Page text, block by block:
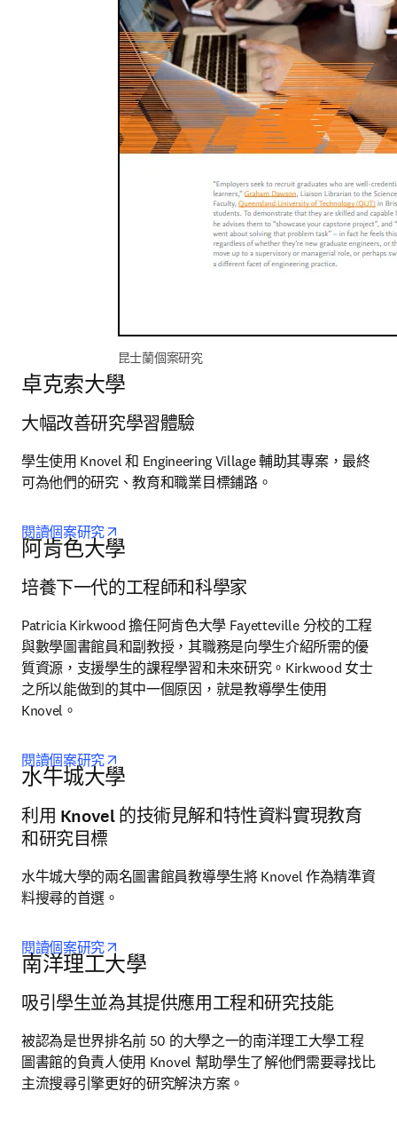
昆士蘭個案研究
卓克索大學
大幅改善研究學習體驗
學生使用 Knovel 和 Engineering Village 輔助其專案，最終
可為他們的研究、教育和職業目標鋪路。
閱讀個案研究
阿肯色大學
培養下一代的工程師和科學家
Patricia Kirkwood 擔任阿肯色大學 Fayetteville 分校的工程
與數學圖書館員和副教授，其職務是向學生介紹所需的優
質資源，支援學生的課程學習和未來研究。Kirkwood 女士
之所以能做到的其中一個原因，就是教導學生使用
Knovel。
閱讀個案研究
水牛城大學
利用 Knovel 的技術見解和特性資料實現教育
和研究目標
水牛城大學的兩名圖書館員教導學生將 Knovel 作為精準資
料搜尋的首選。
閱讀個案研究
南洋理工大學
吸引學生並為其提供應用工程和研究技能
被認為是世界排名前 50 的大學之一的南洋理工大學工程
圖書館的負責人使用 Knovel 幫助學生了解他們需要尋找比
主流搜尋引擎更好的研究解決方案。